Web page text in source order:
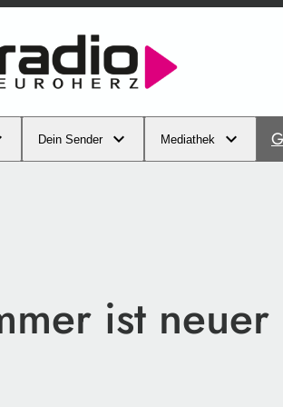
Dein Sender Mediathek
ist neuer